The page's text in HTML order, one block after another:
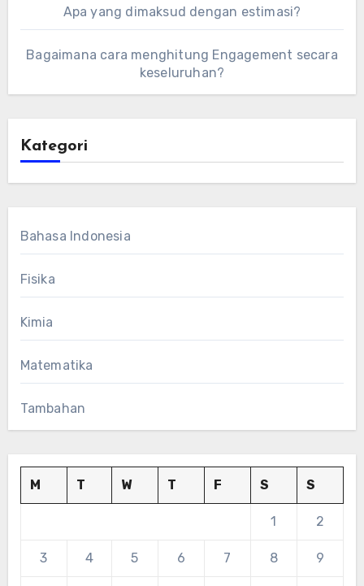
Apa yang dimaksud dengan estimasi?
Bagaimana cara menghitung Engagement secara
keseluruhan?
Kategori
Bahasa Indonesia
Fisika
Kimia
Matematika
Tambahan
M T W T F S S
1 2
3 4 5 6 7 8 9